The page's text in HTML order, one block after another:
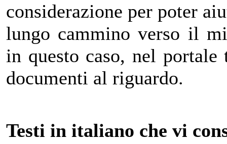
considerazione per poter
lungo cammino verso il
in questo caso, nel
documenti al riguardo.
Testi in italiano che vi